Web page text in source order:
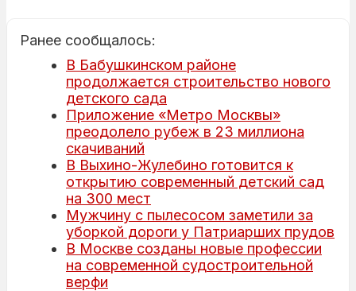
Ранее сообщалось:
В Бабушкинском районе
продолжается строительство нового
детского сада
Приложение «Метро Москвы»
преодолело рубеж в 23 миллиона
скачиваний
В Выхино-Жулебино готовится к
открытию современный детский сад
на 300 мест
Мужчину с пылесосом заметили за
уборкой дороги у Патриарших прудов
В Москве созданы новые профессии
на современной судостроительной
верфи